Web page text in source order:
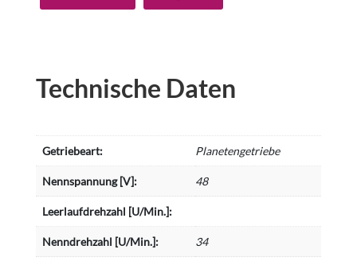
Technische Daten
Getriebeart: Planetengetriebe
Nennspannung [V]: 48
Leerlaufdrehzahl [U/Min.]:
Nenndrehzahl [U/Min.]: 34